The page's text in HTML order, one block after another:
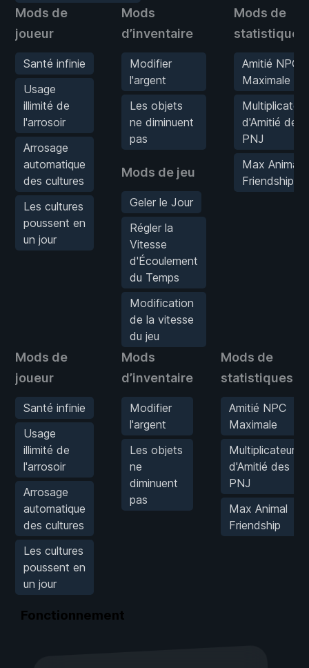
Mods de
joueur
Santé infinie
Usage
illimité de
l'arrosoir
Arrosage
automatique
des cultures
Les cultures
poussent en
un jour
Mods
d’inventaire
Modifier
l'argent
Les objets
ne diminuent
pas
Mods de jeu
Geler le Jour
Régler la
Vitesse
d'Écoulement
du Temps
Modification
de la vitesse
du jeu
Mods de
statistiques
Amitié NPC
Maximale
Multiplicateur
d'Amitié des
PNJ
Max Animal
Friendship
Mods de
joueur
Santé infinie
Usage
illimité de
l'arrosoir
Arrosage
automatique
des cultures
Les cultures
poussent en
un jour
Mods
d’inventaire
Modifier
l'argent
Les objets
ne
diminuent
pas
Mods de
statistiques
Amitié NPC
Maximale
Multiplicateur
d'Amitié des
PNJ
Max Animal
Friendship
Fonctionnement